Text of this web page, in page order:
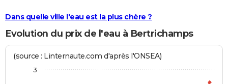
Dans quelle ville l'eau est la plus chère ?
Evolution du prix de l'eau à Bertrichamps
(source : Linternaute.com d'après l'ONSEA)
3